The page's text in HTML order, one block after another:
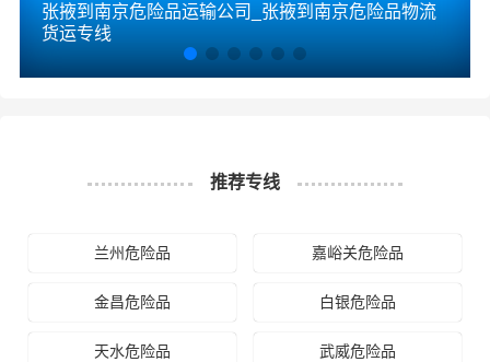
取货
甘州区,肃南裕固族,民乐县,临泽县,高台县,山丹
县
张北县,康保县,沽源县,尚义县,蔚县,阳原县,怀安
1、以上张掖至张家口物流运费仅为站到站报价(不含取货
送货存储包装上楼等费用)仅作参考，准确报价请以万信
物流官方客服实际报价单为准！
2、以上张掖至张家口物流价格仅为零担散货报价、且时
张掖到南京危险品运输公司_张掖到南京危险品物流
货运专线
推荐专线
兰州危险品 嘉峪关危险品
金昌危险品 白银危险品
天水危险品 武威危险品